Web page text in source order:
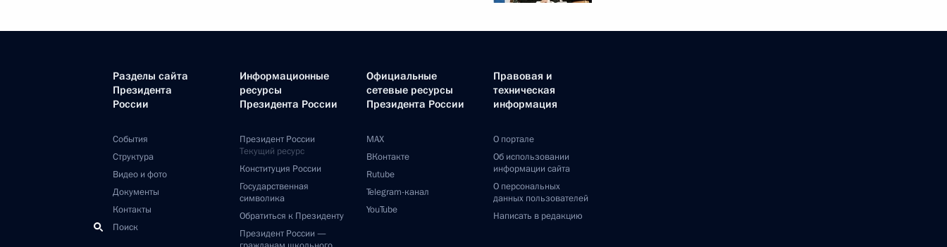
Разделы сайта
Президента
России
События
Структура
Видео и фото
Документы
Контакты
Поиск
Информационные
ресурсы
Президента России
Президент России
Текущий ресурс
Конституция России
Государственная
символика
Обратиться к Президенту
Президент России —
Официальные
сетевые ресурсы
Президента России
MAX
ВКонтакте
Rutube
Telegram-канал
YouTube
Правовая и
техническая
информация
О портале
Об использовании
информации сайта
О персональных
данных пользователей
Написать в редакцию